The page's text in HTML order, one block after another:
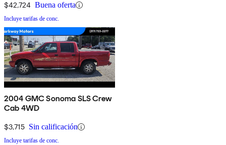
$42,724 Buena oferta
Incluye tarifas de conc.
2004 GMC Sonoma SLS Crew
Cab 4WD
$3,715 Sin calificación
Incluye tarifas de conc.